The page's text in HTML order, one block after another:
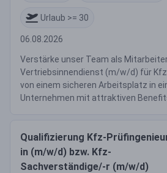
Urlaub >= 30
06.08.2026
Verstärke unser Team als
Vertriebsinnendienst (m/w/d) für
von einem sicheren Arbeitsplatz in
Unternehmen mit attraktiven
Qualifizierung Kfz-
in (m/w/d) bzw. Kfz-
Sachverständige/-r (m/w/d)